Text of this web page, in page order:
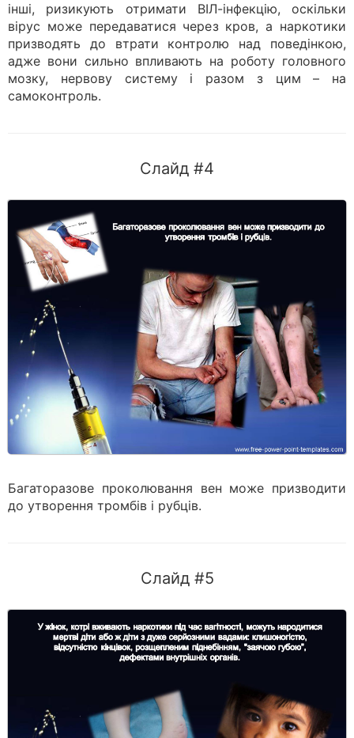
інші, ризикують отримати ВІЛ-інфекцію, оскільки
вірус може передаватися через кров, а наркотики
призводять до втрати контролю над поведінкою,
адже вони сильно впливають на роботу головного
мозку, нервову систему і разом з цим – на
самоконтроль.
Слайд #4
Багаторазове проколювання вен може призводити
до утворення тромбів і рубців.
Слайд #5